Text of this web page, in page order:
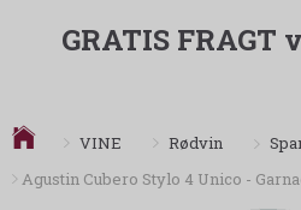
GRATIS FRAGT
VINE Rødvin
Agustin Cubero Stylo 4 Unico -